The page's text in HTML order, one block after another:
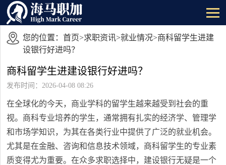
您的位置： 首页>求职资讯>就业情况>商科留学生进建
设银行好进吗？
商科留学生进建设银行好进吗？
发布时间：2026-04-08 08:26
在全球化的今天，商业学科的留学生越来越受到社会的重
视。商科专业培养的学生，通常拥有扎实的经济学、管理学
和市场学知识，为其在各类行业中提供了广泛的就业机会。
尤其是在金融、咨询和信息技术领域，商科留学生的专业素
质变得尤为重要。在众多求职选择中，建设银行无疑是一个